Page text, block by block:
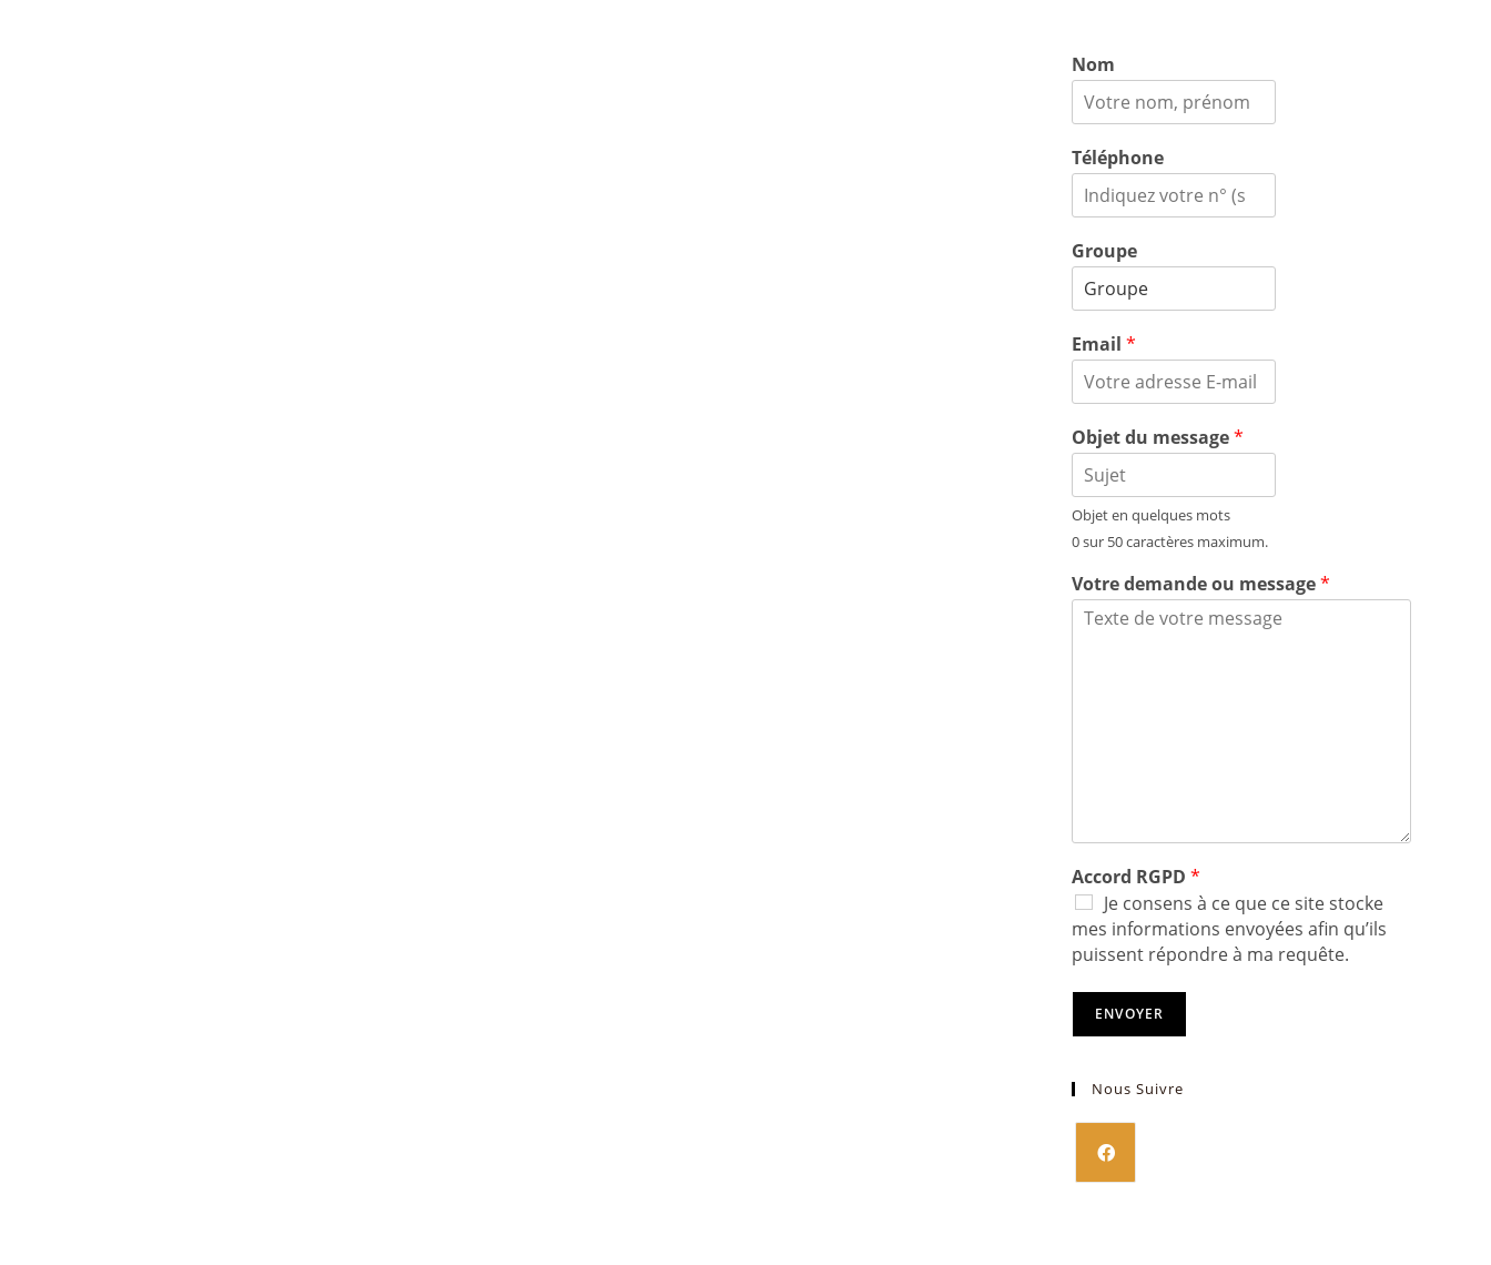
Nom
Téléphone
Groupe
Email *
Objet du message*
Objet en quelques mots
0 sur 50 caractères maximum.
Votre demande ou message*
Accord RGPD *
Je consens à ce que ce site stocke
mes informations envoyées afin qu’ils
puissent répondre à ma requête.
ENVOYER
Nous Suivre